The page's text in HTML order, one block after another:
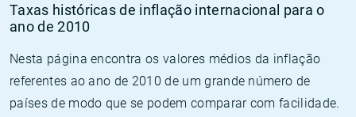
Taxas históricas de inflação internacional para o
ano de 2010
Nesta página encontra os valores médios da inflação
referentes ao ano de 2010 de um grande número de
países de modo que se podem comparar com facilidade.